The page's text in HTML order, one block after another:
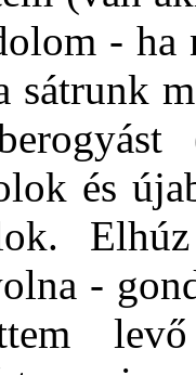
- ha
sátrunk
és
-
levő